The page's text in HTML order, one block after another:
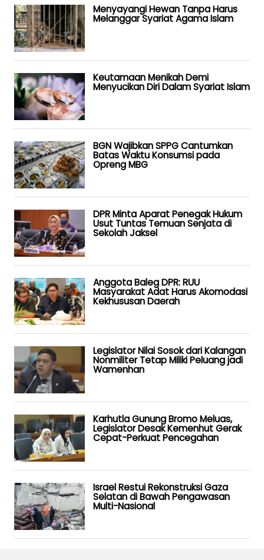
Menyayangi Hewan Tanpa Harus
Melanggar Syariat Agama Islam
Keutamaan Menikah Demi
Menyucikan Diri Dalam Syariat Islam
BGN Wajibkan SPPG Cantumkan
Batas Waktu Konsumsi pada
Opreng MBG
DPR Minta Aparat Penegak Hukum
Usut Tuntas Temuan Senjata di
Sekolah Jaksel
Anggota Baleg DPR: RUU
Masyarakat Adat Harus Akomodasi
Kekhususan Daerah
Legislator Nilai Sosok dari Kalangan
Nonmiliter Tetap Miliki Peluang jadi
Wamenhan
Karhutla Gunung Bromo Meluas,
Legislator Desak Kemenhut Gerak
Cepat-Perkuat Pencegahan
Israel Restui Rekonstruksi Gaza
Selatan di Bawah Pengawasan
Multi-Nasional